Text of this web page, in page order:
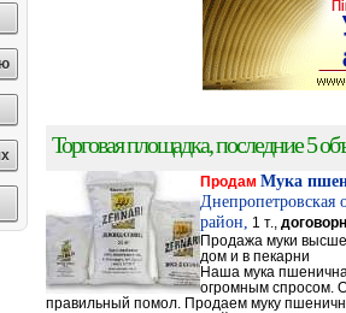
Торговая площадка, последние 5
Продам Мука
Днепропетровская
район, 1 т.,
Продажа муки
дом и в пекарни
Наша мука
огромным спросом.
правильный помол. Продаем муку